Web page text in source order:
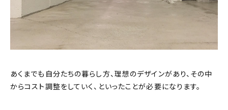
あくまでも自分たちの暮らし方、理想のデザインがあり、その中
からコスト調整をしていく、といったことが必要になります。